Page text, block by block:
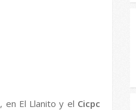
, en El Llanito y el Cicpc